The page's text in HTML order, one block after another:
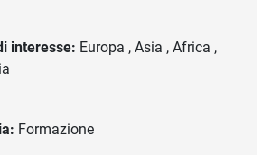
interesse: Europa , Asia , Africa ,
Formazione